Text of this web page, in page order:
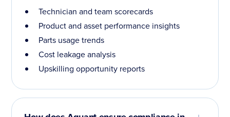
Technician and team scorecards
Product and asset performance insights
Parts usage trends
Cost leakage analysis
Upskilling opportunity reports